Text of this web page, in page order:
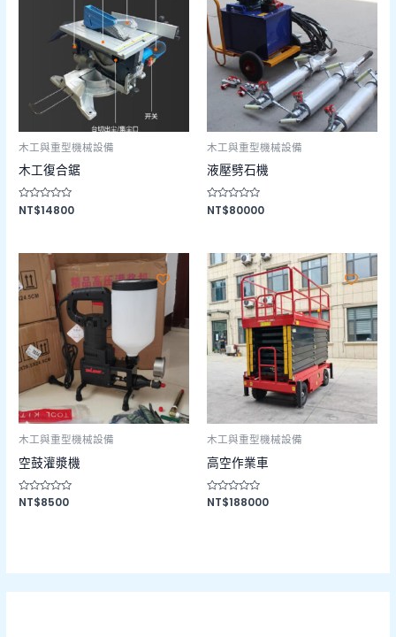
木工與重型機械設備
木工復合鋸
評
分
5
NT$14800
木工與重型機械設備
液壓劈石機
評
分
5
NT$80000
木工與重型機械設備
空鼓灌漿機
評
NT$8500
木工與重型機械設備
高空作業車
評
NT$188000